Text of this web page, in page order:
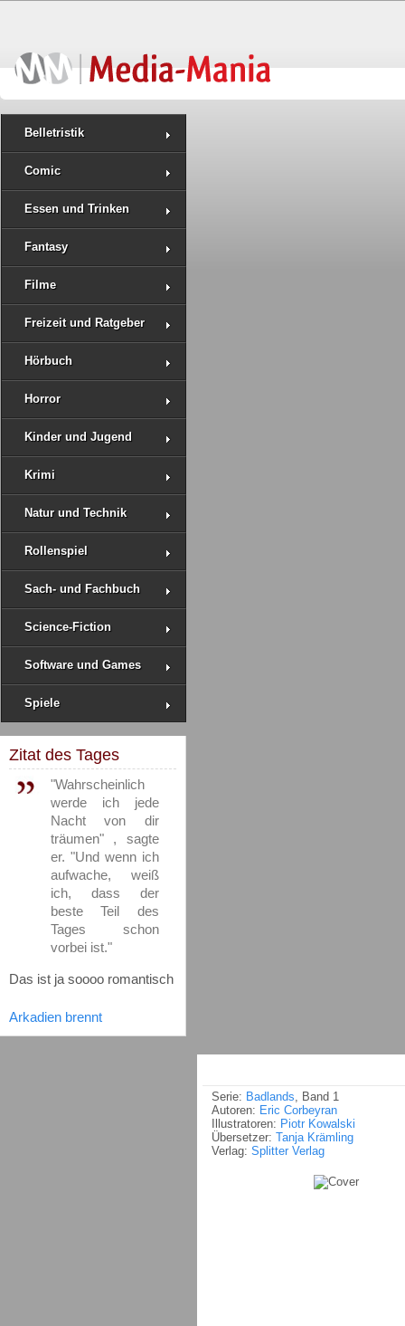
Belletristik
Comic
Essen und Trinken
Fantasy
Filme
Freizeit und Ratgeber
Hörbuch
Horror
Kinder und Jugend
Krimi
Natur und Technik
Rollenspiel
Sach- und Fachbuch
Science-Fiction
Software und Games
Spiele
Zitat des Tages
"Wahrscheinlich
werde ich jede
Nacht von dir
träumen" , sagte
er. "Und wenn ich
aufwache, weiß
ich, dass der
beste Teil des
Tages schon
vorbei ist."
Das ist ja soooo romantisch
Arkadien brennt
Serie: Badlands, Band 1
Autoren: Eric Corbeyran
Illustratoren: Piotr Kowalski
Übersetzer: Tanja Krämling
Verlag: Splitter Verlag